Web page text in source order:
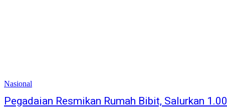
Nasional
Pegadaian Resmikan Rumah Bibit, Salurkan